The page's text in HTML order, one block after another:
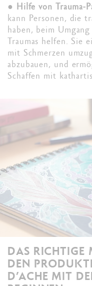
● Hilfe von Trauma-
kann Personen, die
haben, beim
Traumas helfen. Sie
mit Schmerzen
abzubauen, und
Schaffen mit
DAS
DEN
D’ACHE MIT